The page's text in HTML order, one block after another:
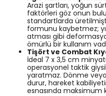
Arazi şartları, yoğun
faktörleri göz onun
standartlarda
formunu kaybetmez;
atması gibi
ömürlü bir kullanım
Tişört ve Combat
İdeal 7 x 3,5 cm
operasyonel taktik
yaratmaz. Dönme
durur, hareket
esnasında maksimum